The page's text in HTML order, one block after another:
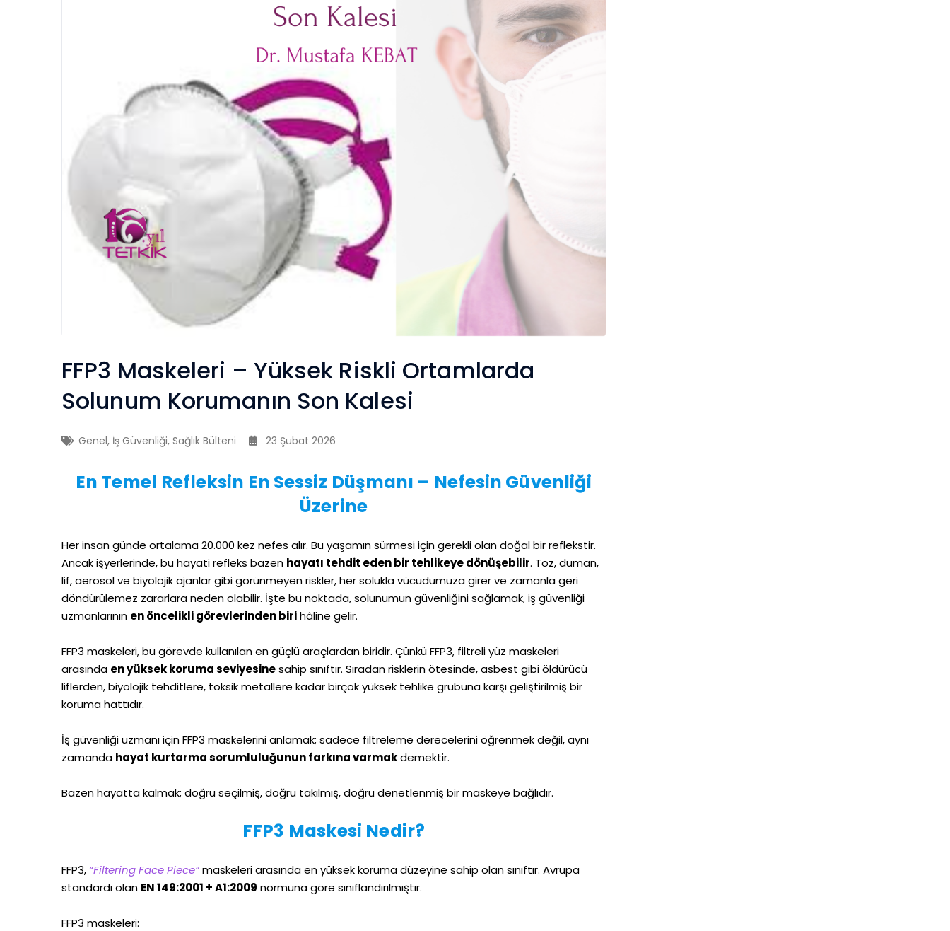
FFP3 Maskeleri – Yüksek Riskli Ortamlarda
Solunum Korumanın Son Kalesi
Genel, İş Güvenliği, Sağlık Bülteni 23 Şubat 2026
En Temel Refleksin En Sessiz Düşmanı – Nefesin Güvenliği
Üzerine
Her insan günde ortalama 20.000 kez nefes alır. Bu yaşamın sürmesi için gerekli olan doğal bir reflekstir.
Ancak işyerlerinde, bu hayati refleks bazen hayatı tehdit eden bir tehlikeye dönüşebilir. Toz, duman,
lif, aerosol ve biyolojik ajanlar gibi görünmeyen riskler, her solukla vücudumuza girer ve zamanla geri
döndürülemez zararlara neden olabilir. İşte bu noktada, solunumun güvenliğini sağlamak, iş güvenliği
uzmanlarının en öncelikli görevlerinden birihâline gelir.
FFP3 maskeleri, bu görevde kullanılan en güçlü araçlardan biridir. Çünkü FFP3, filtreli yüz maskeleri
arasında en yüksek koruma seviyesinesahip sınıftır. Sıradan risklerin ötesinde, asbest gibi öldürücü
liflerden, biyolojik tehditlere, toksik metallere kadar birçok yüksek tehlike grubuna karşı geliştirilmiş bir
koruma hattıdır.
İş güvenliği uzmanı için FFP3 maskelerini anlamak; sadece filtreleme derecelerini öğrenmek değil, aynı
zamanda hayat kurtarma sorumluluğunun farkına varmakdemektir.
Bazen hayatta kalmak; doğru seçilmiş, doğru takılmış, doğru denetlenmiş bir maskeye bağlıdır.
FFP3 Maskesi Nedir?
FFP3, “Filtering Face Piece”maskeleri arasında en yüksek koruma düzeyine sahip olan sınıftır. Avrupa
standardı olan EN 149:2001 + A1:2009 normuna göre sınıflandırılmıştır.
FFP3 maskeleri: